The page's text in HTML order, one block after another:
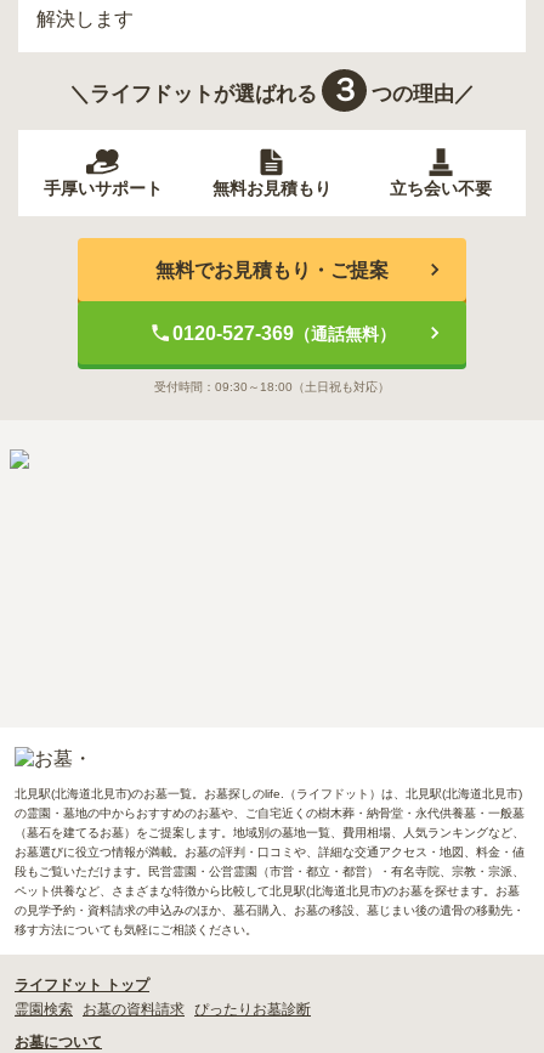
解決します
＼ライフドットが選ばれる ３ つの理由／
手厚いサポート 無料お見積もり 立ち会い不要
無料でお見積もり・ご提案
0120-527-369（通話無料）
受付時間： 09:30～18:00 （土日祝も対応）
北見駅(北海道北見市)のお墓一覧。お墓探しのlife.（ライフドット）は、北見駅(北海道北見市)
の霊園・墓地の中からおすすめのお墓や、ご自宅近くの樹木葬・納骨堂・永代供養墓・一般墓
（墓石を建てるお墓）をご提案します。地域別の墓地一覧、費用相場、人気ランキングなど、
お墓選びに役立つ情報が満載。お墓の評判・口コミや、詳細な交通アクセス・地図、料金・値
段もご覧いただけます。民営霊園・公営霊園（市営・都立・都営）・有名寺院、宗教・宗派、
ペット供養など、さまざまな特徴から比較して北見駅(北海道北見市)のお墓を探せます。お墓
の見学予約・資料請求の申込みのほか、墓石購入、お墓の移設、墓じまい後の遺骨の移動先・
移す方法についても気軽にご相談ください。
ライフドット トップ
霊園検索
お墓の資料請求 ぴったりお墓診断
お墓について